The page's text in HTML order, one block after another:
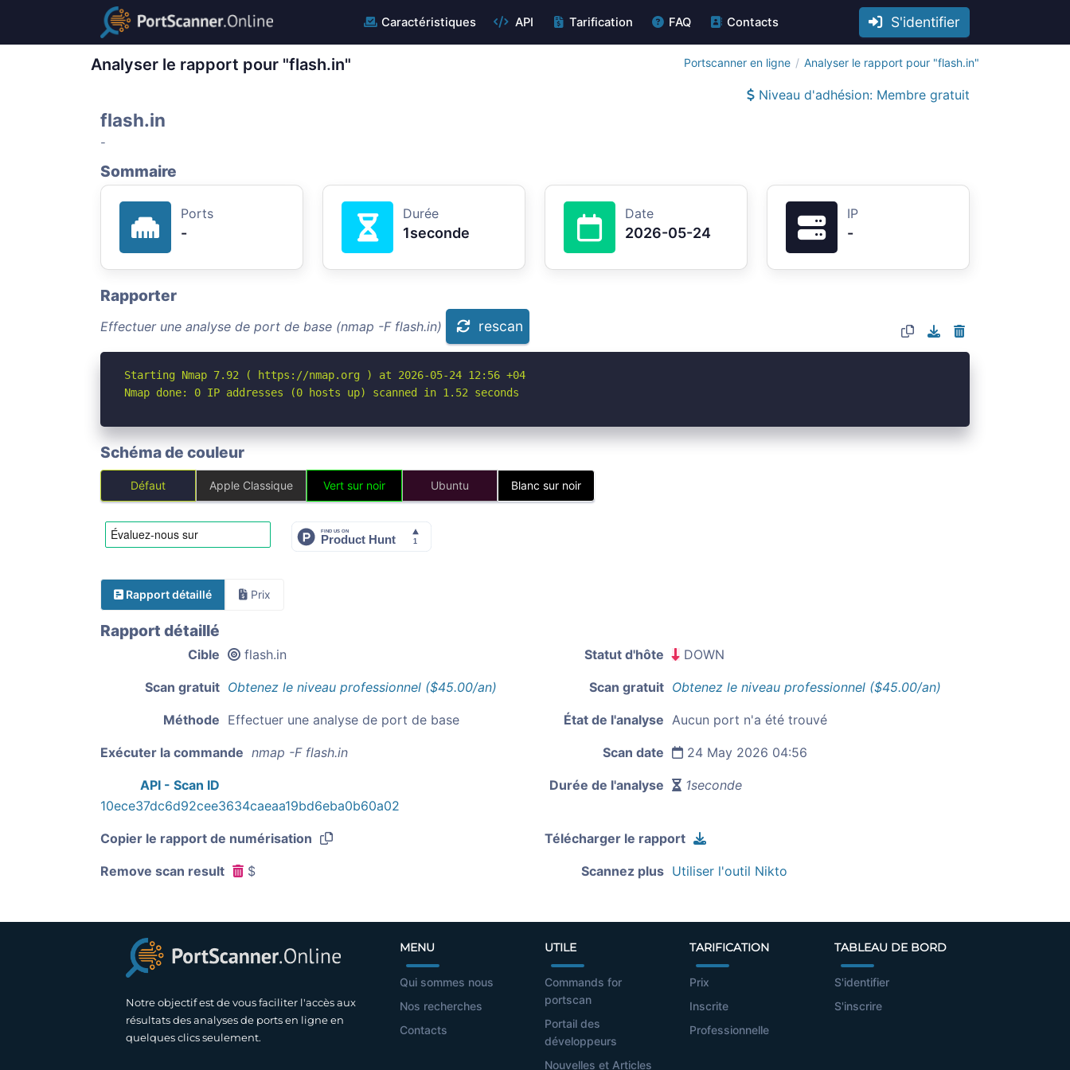
Caractéristiques API Tarification FAQ Contacts S'identifier
Analyser le rapport pour "flash.in" Portscanner en ligne Analyser le rapport pour "flash.in"
Niveau d'adhésion: Membre gratuit
flash.in
-
Sommaire
Ports
-
Durée
1seconde
Date
2026-05-24
IP
-
Rapporter
Effectuer une analyse de port de base (nmap -F flash.in) rescan
Starting Nmap 7.92 ( https://nmap.org ) at 2026-05-24 12:56 +04
Nmap done: 0 IP addresses (0 hosts up) scanned in 1.52 seconds
Schéma de couleur
Défaut Apple Classique Vert sur noir Ubuntu Blanc sur noir
Rapport détaillé Prix
Rapport détaillé
Cible flash.in Statut d'hôte DOWN
Scan gratuit Obtenez le niveau professionnel ($45.00/an) Scan gratuit Obtenez le niveau professionnel ($45.00/an)
Méthode Effectuer une analyse de port de base État de l'analyse Aucun port n'a été trouvé
Exécuter la commande nmap -F flash.in Scan date 24 May 2026 04:56
API - Scan ID
10ece37dc6d92cee3634caeaa19bd6eba0b60a02
Durée de l'analyse 1seconde
Copier le rapport de numérisation Télécharger le rapport
Remove scan result $ Scannez plus Utiliser l'outil Nikto
Notre objectif est de vous faciliter l'accès aux
résultats des analyses de ports en ligne en
quelques clics seulement.
MENU
Qui sommes nous
Nos recherches
Contacts
UTILE
Commands for
portscan
Portail des
développeurs
Nouvelles et Articles
TARIFICATION
Prix
Inscrite
Professionnelle
TABLEAU DE BORD
S'identifier
S'inscrire